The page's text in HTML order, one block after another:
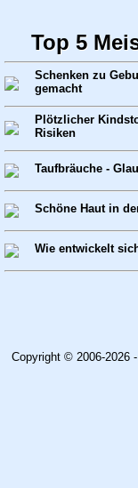
Top 5
Schenken zu
gemacht
Plötzlicher
Risiken
Taufbräuche -
Schöne Haut in
Wie entwickelt
Copyright © 2006-